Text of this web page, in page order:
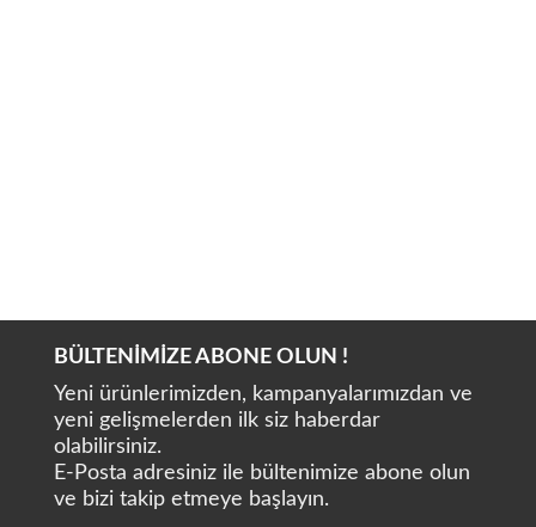
BÜLTENİMİZE ABONE OLUN !
Yeni ürünlerimizden, kampanyalarımızdan ve
yeni gelişmelerden ilk siz haberdar
olabilirsiniz.
E-Posta adresiniz ile bültenimize abone olun
ve bizi takip etmeye başlayın.